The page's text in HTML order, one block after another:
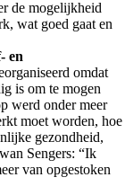
de mogelijkheid
wat goed gaat en
en
omdat
is om te mogen
werd onder meer
moet worden, hoe
gezondheid,
Sengers: “Ik
van opgestoken